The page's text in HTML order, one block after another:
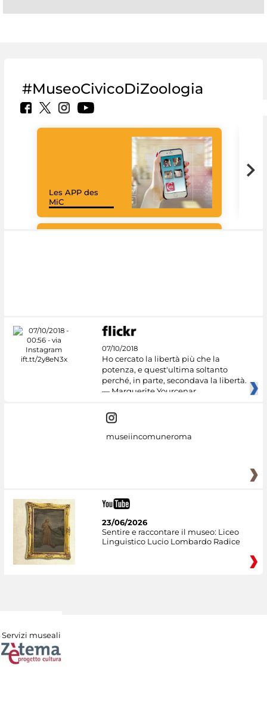
#MuseoCivicoDiZoologia
Les APP des
MiC
07/10/2018
Ho cercato la libertà più che la
potenza, e quest'ultima soltanto
perché, in parte, secondava la libertà.
— Marguerite Yourcenar
museiincomuneroma
23/06/2026
Sentire e raccontare il museo: Liceo
Linguistico Lucio Lombardo Radice
Servizi museali